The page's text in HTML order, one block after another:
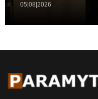
05|08|2026